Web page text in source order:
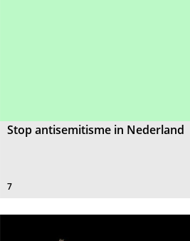
Stop antisemitisme in Nederland
7